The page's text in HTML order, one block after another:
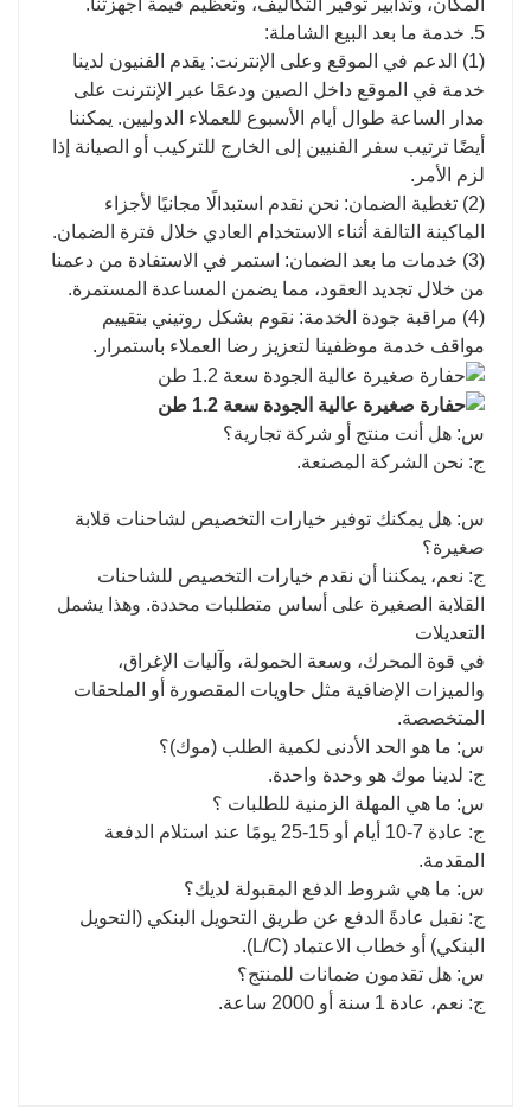
المكان، وتدابير توفير التكاليف، وتعظيم قيمة أجهزتنا.
5. خدمة ما بعد البيع الشاملة:
(1) الدعم في الموقع وعلى الإنترنت: يقدم الفنيون لدينا
خدمة في الموقع داخل الصين ودعمًا عبر الإنترنت على
مدار الساعة طوال أيام الأسبوع للعملاء الدوليين. يمكننا
أيضًا ترتيب سفر الفنيين إلى الخارج للتركيب أو الصيانة إذا
لزم الأمر.
(2) تغطية الضمان: نحن نقدم استبدالًا مجانيًا لأجزاء
الماكينة التالفة أثناء الاستخدام العادي خلال فترة الضمان.
(3) خدمات ما بعد الضمان: استمر في الاستفادة من دعمنا
من خلال تجديد العقود، مما يضمن المساعدة المستمرة.
(4) مراقبة جودة الخدمة: نقوم بشكل روتيني بتقييم
مواقف خدمة موظفينا لتعزيز رضا العملاء باستمرار.
س: هل أنت منتج أو شركة تجارية؟
ج: نحن الشركة المصنعة.
س: هل يمكنك توفير خيارات التخصيص لشاحنات قلابة
صغيرة؟
ج: نعم، يمكننا أن نقدم خيارات التخصيص للشاحنات
القلابة الصغيرة على أساس متطلبات محددة. وهذا يشمل
التعديلات
في قوة المحرك، وسعة الحمولة، وآليات الإغراق،
والميزات الإضافية مثل حاويات المقصورة أو الملحقات
المتخصصة.
س: ما هو الحد الأدنى لكمية الطلب (موك)؟
ج: لدينا موك هو وحدة واحدة.
س: ما هي المهلة الزمنية للطلبات ؟
ج: عادة 7-10 أيام أو 15-25 يومًا عند استلام الدفعة
المقدمة.
س: ما هي شروط الدفع المقبولة لديك؟
ج: نقبل عادةً الدفع عن طريق التحويل البنكي (التحويل
البنكي) أو خطاب الاعتماد (L/C).
س: هل تقدمون ضمانات للمنتج؟
ج: نعم، عادة 1 سنة أو 2000 ساعة.